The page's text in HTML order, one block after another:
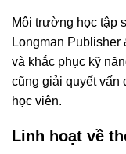
Môi trường học tập
Longman Publisher
và khắc phục kỹ
cũng giải quyết vấn
học viên.
Linh hoạt về